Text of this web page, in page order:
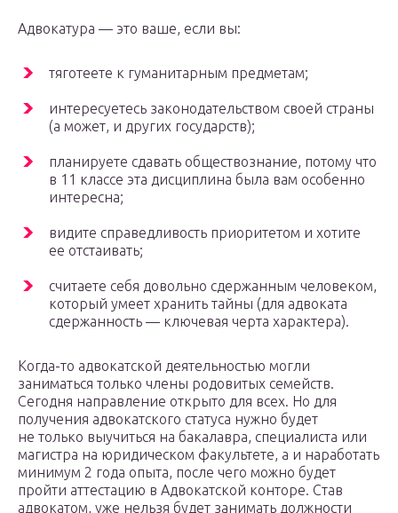
Адвокатура — это ваше, если вы:
тяготеете к гуманитарным предметам;
интересуетесь законодательством своей страны
(а может, и других государств);
планируете сдавать обществознание, потому что
в 11 классе эта дисциплина была вам особенно
интересна;
видите справедливость приоритетом и хотите
ее отстаивать;
считаете себя довольно сдержанным человеком,
который умеет хранить тайны (для адвоката
сдержанность — ключевая черта характера).
Когда-то адвокатской деятельностью могли
заниматься только члены родовитых семейств.
Сегодня направление открыто для всех. Но для
получения адвокатского статуса нужно будет
не только выучиться на бакалавра, специалиста или
магистра на юридическом факультете, а и наработать
минимум 2 года опыта, после чего можно будет
пройти аттестацию в Адвокатской конторе. Став
адвокатом, уже нельзя будет занимать должности